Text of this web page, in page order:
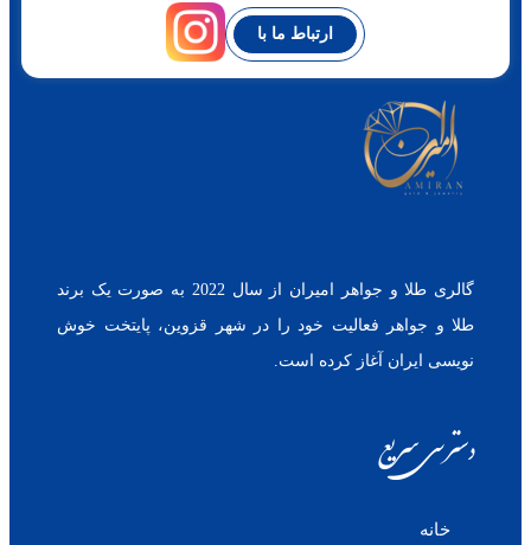
ارتباط ما با
گالری طلا و جواهر امیران از سال 2022 به صورت یک برند
طلا و جواهر فعالیت خود را در شهر قزوین، پایتخت خوش
نویسی ایران آغاز کرده است.
دسترسی سریع
خانه